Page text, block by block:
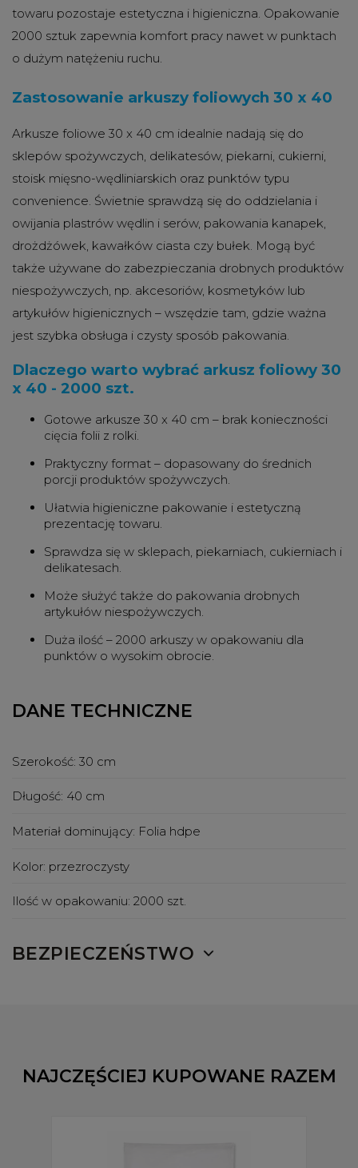
towaru pozostaje estetyczna i higieniczna. Opakowanie
2000 sztuk zapewnia komfort pracy nawet w punktach
o dużym natężeniu ruchu.
Zastosowanie arkuszy foliowych 30 x 40
Arkusze foliowe 30 x 40 cm idealnie nadają się do
sklepów spożywczych, delikatesów, piekarni, cukierni,
stoisk mięsno-wędliniarskich oraz punktów typu
convenience. Świetnie sprawdzą się do oddzielania i
owijania plastrów wędlin i serów, pakowania kanapek,
drożdżówek, kawałków ciasta czy bułek. Mogą być
także używane do zabezpieczania drobnych produktów
niespożywczych, np. akcesoriów, kosmetyków lub
artykułów higienicznych – wszędzie tam, gdzie ważna
jest szybka obsługa i czysty sposób pakowania.
Dlaczego warto wybrać arkusz foliowy 30
x 40 - 2000 szt.
Gotowe arkusze 30 x 40 cm – brak konieczności
cięcia folii z rolki.
Praktyczny format – dopasowany do średnich
porcji produktów spożywczych.
Ułatwia higieniczne pakowanie i estetyczną
prezentację towaru.
Sprawdza się w sklepach, piekarniach, cukierniach i
delikatesach.
Może służyć także do pakowania drobnych
artykułów niespożywczych.
Duża ilość – 2000 arkuszy w opakowaniu dla
punktów o wysokim obrocie.
DANE TECHNICZNE
Szerokość: 30 cm
Długość: 40 cm
Materiał dominujący: Folia hdpe
Kolor: przezroczysty
Ilość w opakowaniu: 2000 szt.
BEZPIECZEŃSTWO
NAJCZĘŚCIEJ KUPOWANE RAZEM